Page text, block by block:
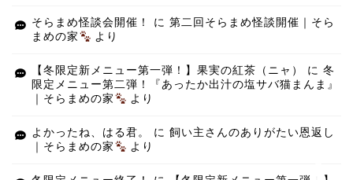
そらまめ怪談会開催！ に 第二回そらまめ怪談開催｜そら
まめの家
より
【冬限定新メニュー第一弾！】果実の紅茶（ニャ） に 冬
限定メニュー第二弾！『あったか出汁の塩サバ猫まんま』
｜そらまめの家
より
よかったね、はる君。 に 飼い主さんのありがたい恩返し
｜そらまめの家
より